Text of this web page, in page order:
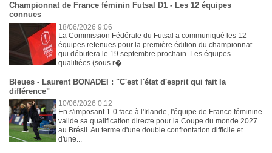
Championnat de France féminin Futsal D1 - Les 12 équipes
connues
18/06/2026 9:06
La Commission Fédérale du Futsal a communiqué les 12
équipes retenues pour la première édition du championnat
qui débutera le 19 septembre prochain. Les équipes
qualifiées (sous r�...
Bleues - Laurent BONADEI : "C'est l'état d'esprit qui fait la
différence"
10/06/2026 0:12
En s'imposant 1-0 face à l'Irlande, l'équipe de France féminine
valide sa qualification directe pour la Coupe du monde 2027
au Brésil. Au terme d'une double confrontation difficile et
d'une...